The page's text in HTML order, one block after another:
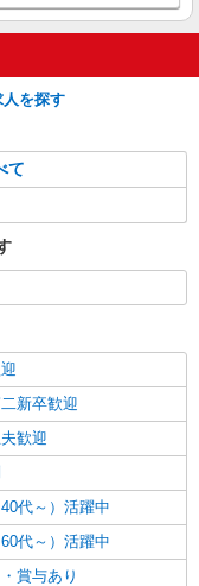
を探す
て
新卒歓迎
歓迎
代～）活躍中
代～）活躍中
賞与あり